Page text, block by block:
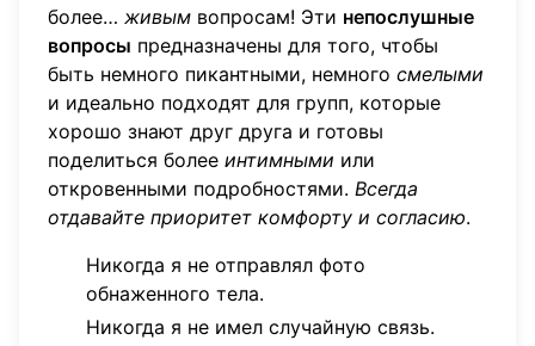
более… живым вопросам! Эти непослушные
вопросы предназначены для того, чтобы
быть немного пикантными, немного смелыми
и идеально подходят для групп, которые
хорошо знают друг друга и готовы
поделиться более интимными или
откровенными подробностями. Всегда
отдавайте приоритет комфорту и согласию.
Никогда я не отправлял фото
обнаженного тела.
Никогда я не имел случайную связь.